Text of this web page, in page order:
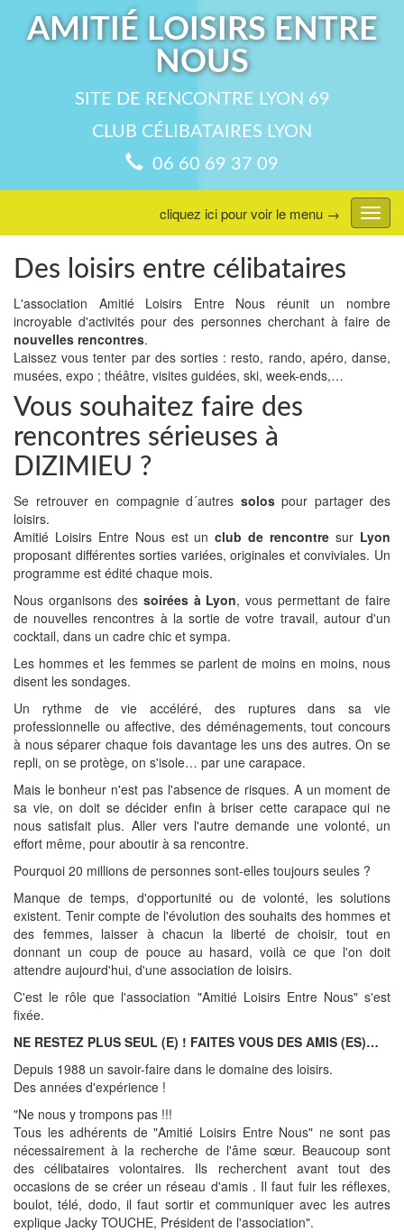
AMITIÉ LOISIRS ENTRE
NOUS
SITE DE RENCONTRE LYON 69
CLUB CÉLIBATAIRES LYON
06 60 69 37 09
menu
cliquez ici pour voir le menu →
Des loisirs entre célibataires
L'association Amitié Loisirs Entre Nous réunit un nombre
incroyable d'activités pour des personnes cherchant à faire de
nouvelles rencontres.
Laissez vous tenter par des sorties : resto, rando, apéro, danse,
musées, expo ; théâtre, visites guidées, ski, week-ends,…
Vous souhaitez faire des
rencontres sérieuses à
DIZIMIEU ?
Se retrouver en compagnie d´autres solospour partager des
loisirs.
Amitié Loisirs Entre Nous est unclub de rencontre sur Lyon
proposant différentes sorties variées, originales et conviviales. Un
programme est édité chaque mois.
Nous organisons des soirées à Lyon, vous permettant de faire
de nouvelles rencontres à la sortie de votre travail, autour d'un
cocktail, dans un cadre chic et sympa.
Les hommes et les femmes se parlent de moins en moins, nous
disent les sondages.
Un rythme de vie accéléré, des ruptures dans sa vie
professionnelle ou affective, des déménagements, tout concours
à nous séparer chaque fois davantage les uns des autres. On se
repli, on se protège, on s'isole… par une carapace.
Mais le bonheur n'est pas l'absence de risques. A un moment de
sa vie, on doit se décider enfin à briser cette carapace qui ne
nous satisfait plus. Aller vers l'autre demande une volonté, un
effort même, pour aboutir à sa rencontre.
Pourquoi 20 millions de personnes sont-elles toujours seules ?
Manque de temps, d'opportunité ou de volonté, les solutions
existent. Tenir compte de l'évolution des souhaits des hommes et
des femmes, laisser à chacun la liberté de choisir, tout en
donnant un coup de pouce au hasard, voilà ce que l'on doit
attendre aujourd'hui, d'une association de loisirs.
C'est le rôle que l'association "Amitié Loisirs Entre Nous" s'est
fixée.
NE RESTEZ PLUS SEUL (E) ! FAITES VOUS DES AMIS (ES)…
Depuis 1988 un savoir-faire dans le domaine des loisirs.
Des années d'expérience !
"Ne nous y trompons pas !!!
Tous les adhérents de "Amitié Loisirs Entre Nous" ne sont pas
nécessairement à la recherche de l'âme sœur. Beaucoup sont
des célibataires volontaires. Ils recherchent avant tout des
occasions de se créer un réseau d'amis . Il faut fuir les réflexes,
boulot, télé, dodo, il faut sortir et communiquer avec les autres
explique Jacky TOUCHE, Président de l'association".